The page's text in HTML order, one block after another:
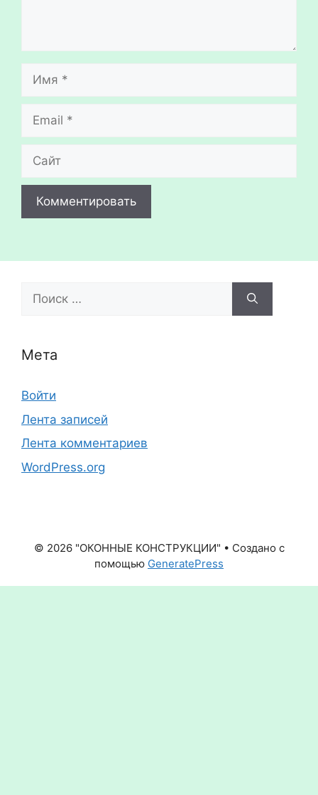
Имя
Email
Сайт
Поиск:
Мета
Войти
Лента записей
Лента комментариев
WordPress.org
© 2026 "ОКОННЫЕ КОНСТРУКЦИИ" • Создано с
помощью GeneratePress